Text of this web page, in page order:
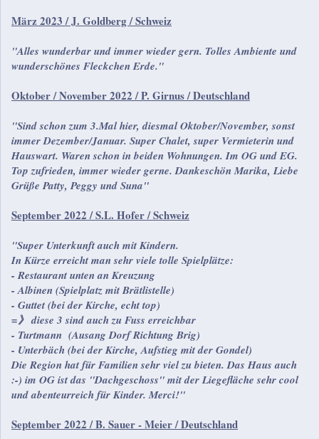
März 2023 / J. Goldberg / Schweiz
"Alles wunderbar und immer wieder gern. Tolles Ambiente und
wunderschönes Fleckchen Erde."
Oktober / November 2022 / P. Girnus / Deutschland
"Sind schon zum 3.Mal hier, diesmal Oktober/November, sonst
immer Dezember/Januar. Super Chalet, super Vermieterin und
Hauswart. Waren schon in beiden Wohnungen. Im OG und EG.
Top zufrieden, immer wieder gerne. Dankeschön Marika, Liebe
Grüße Patty, Peggy und Suna"
September 2022 / S.L. Hofer / Schweiz
"Super Unterkunft auch mit Kindern.
In Kürze erreicht man sehr viele tolle Spielplätze:
- Restaurant unten an Kreuzung
- Albinen (Spielplatz mit Brätlistelle)
- Guttet (bei der Kirche, echt top)
=》 diese 3 sind auch zu Fuss erreichbar
- Turtmann (Ausang Dorf Richtung Brig)
- Unterbäch (bei der Kirche, Aufstieg mit der Gondel)
Die Region hat für Familien sehr viel zu bieten. Das Haus auch
:-) im OG ist das "Dachgeschoss" mit der Liegefläche sehr cool
und abenteurreich für Kinder. Merci!"
September 2022 / B. Sauer - Meier / Deutschland